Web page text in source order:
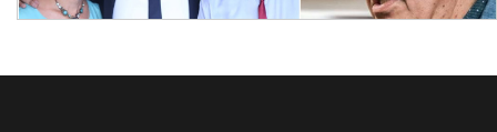
անձի անձնական և ընտանեկան